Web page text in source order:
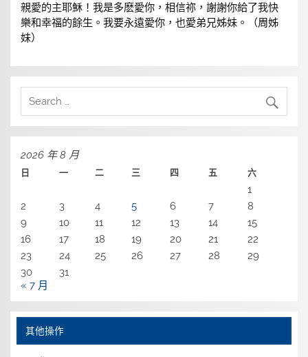
親愛的主耶穌！我是多麽愛你，相信祢，謝謝你給了我快
樂和幸福的餘生。我要永遠愛你，也愛弟兄姊妹。（周姊
妹）
2026 年 8 月
日 一 二 三 四 五 六
1
2
3 4 5 6 7
8
9
10 11 12 13 14
15
16
17 18 19 20 21
22
23
24 25 26 27 28
29
30
31
« 7 月
其他操作